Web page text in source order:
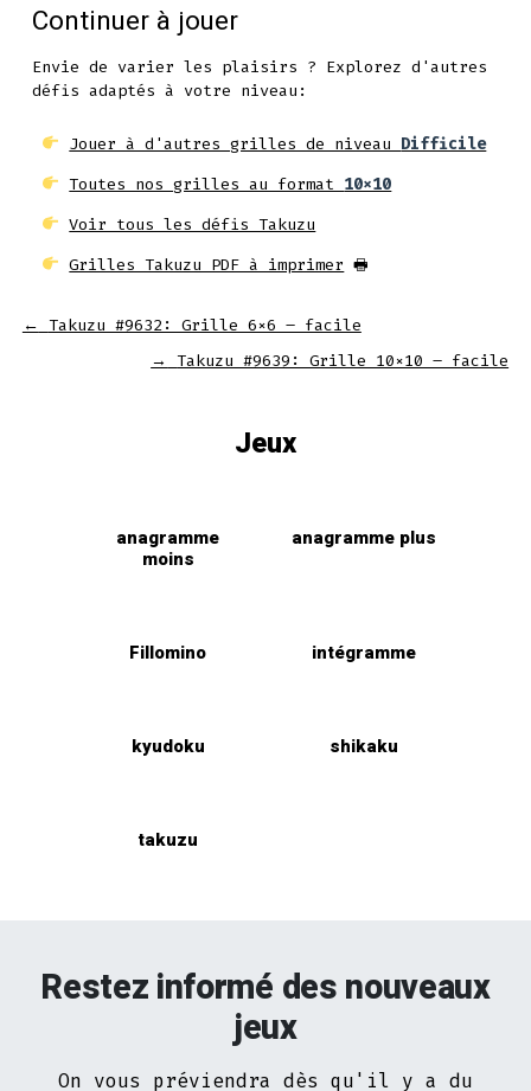
Continuer à jouer
Envie de varier les plaisirs ? Explorez d'autres
défis adaptés à votre niveau:
Jouer à d'autres grilles de niveau Difficile
Toutes nos grilles au format 10x10
Voir tous les défis Takuzu
Grilles Takuzu PDF à imprimer 🖶
← Takuzu #9632: Grille 6×6 – facile
→
Takuzu #9639: Grille 10×10 – facile
Jeux
anagramme
moins
anagramme plus
Fillomino intégramme
kyudoku shikaku
takuzu
Restez informé des nouveaux
jeux
On vous préviendra dès qu'il y a du